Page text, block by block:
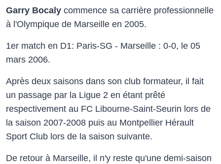
Garry Bocaly commence sa carrière professionnelle
à l'Olympique de Marseille en 2005.
1er match en D1: Paris-SG - Marseille : 0-0, le 05
mars 2006.
Après deux saisons dans son club formateur, il fait
un passage par la Ligue 2 en étant prêté
respectivement au FC Libourne-Saint-Seurin lors de
la saison 2007-2008 puis au Montpellier Hérault
Sport Club lors de la saison suivante.
De retour à Marseille, il n'y reste qu'une demi-saison